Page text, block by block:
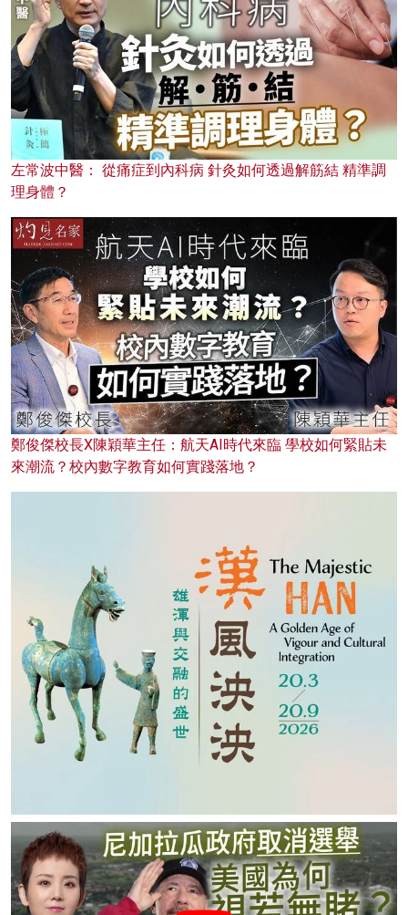
左常波中醫： 從痛症到內科病 針灸如何透過解筋結 精準調
理身體？
鄭俊傑校長X陳穎華主任：航天AI時代來臨 學校如何緊貼未
來潮流？校內數字教育如何實踐落地？